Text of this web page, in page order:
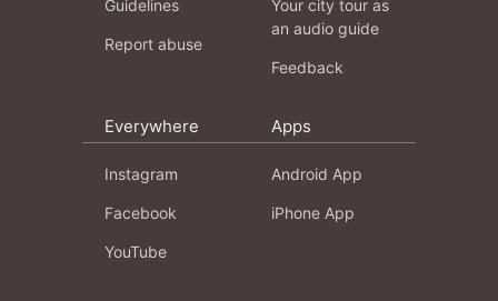
Guidelines
Report abuse
Your city tour as
an audio guide
Feedback
Everywhere
Instagram
Facebook
YouTube
Apps
Android App
iPhone App